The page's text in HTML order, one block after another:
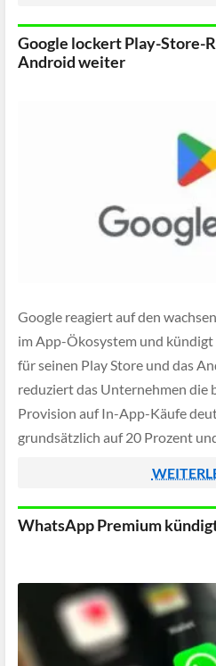
Google lockert Play-Store-
Android weiter
Google reagiert auf den
im App-Ökosystem und
für seinen Play Store und das
reduziert das Unternehmen die
Provision auf In-App-Käufe
grundsätzlich auf 20 Prozent
WhatsApp Premium